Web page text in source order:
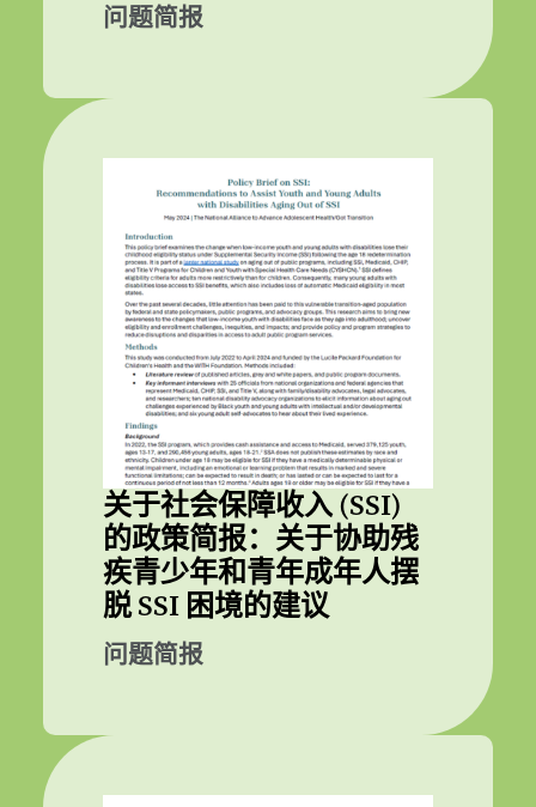
问题简报
关于社会保障收入 (SSI)
的政策简报：关于协助残
疾青少年和青年成年人摆
脱 SSI 困境的建议
问题简报